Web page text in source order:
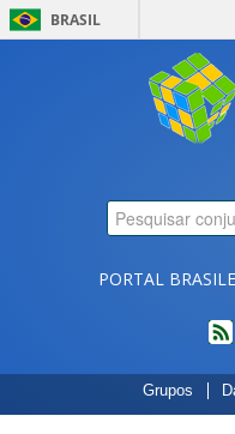
BRASIL
PORTAL
Grupos